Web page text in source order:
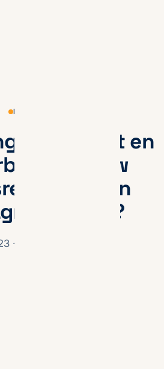
KENNIS
Wat is het en
je jouw
en
ermee?
· Zhenja Gnezdilov